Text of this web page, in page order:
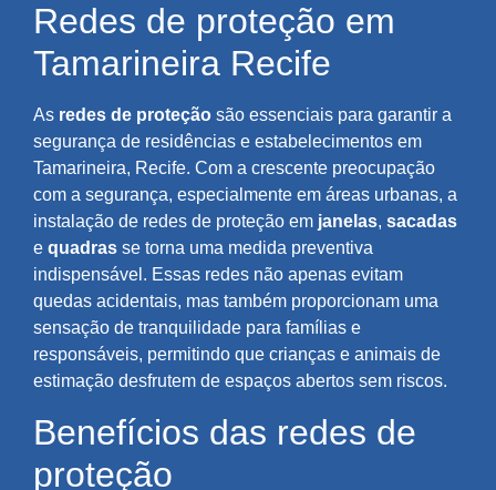
Redes de proteção em
Tamarineira Recife
As redes de proteção são essenciais para garantir a
segurança de residências e estabelecimentos em
Tamarineira, Recife. Com a crescente preocupação
com a segurança, especialmente em áreas urbanas, a
instalação de redes de proteção em janelas, sacadas
e quadras se torna uma medida preventiva
indispensável. Essas redes não apenas evitam
quedas acidentais, mas também proporcionam uma
sensação de tranquilidade para famílias e
responsáveis, permitindo que crianças e animais de
estimação desfrutem de espaços abertos sem riscos.
Benefícios das redes de
proteção